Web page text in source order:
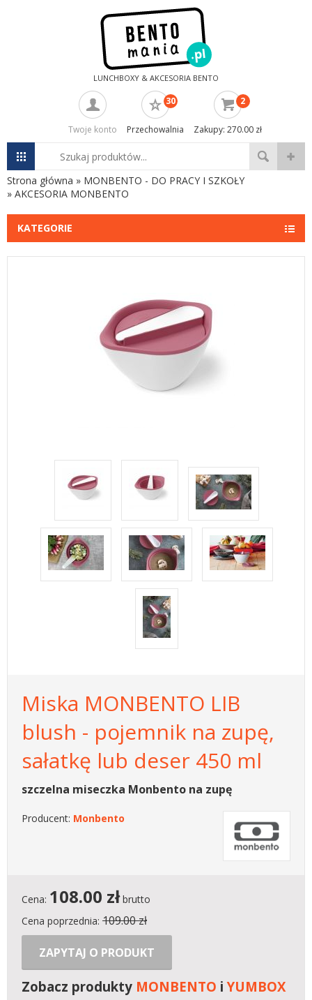
LUNCHBOXY & AKCESORIA BENTO
Twoje konto
30
Przechowalnia
2
Zakupy: 270.00 zł
Strona główna » MONBENTO - DO PRACY I SZKOŁY
» AKCESORIA MONBENTO
KATEGORIE
Miska MONBENTO LIB
blush - pojemnik na zupę,
sałatkę lub deser 450 ml
szczelna miseczka Monbento na zupę
Producent: Monbento
Cena: 108.00 złbrutto
Cena poprzednia: 109.00 zł
ZAPYTAJ O PRODUKT
Zobacz produkty MONBENTO iYUMBOX